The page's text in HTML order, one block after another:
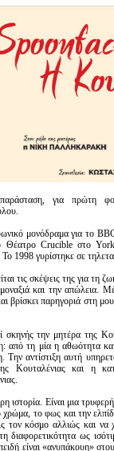
για πρώτη
μονόδραμα για το
Θέατρο Crucible στο
1998 γυρίστηκε σε
τις σκέψεις της για τη
μοναξιά και την
βρίσκει παρηγοριά στη
την μητέρα της
τη μία η αθωότητα
αντίστιξη αυτή
Κουταλένιας και η
ιστορία. Είναι μια
το φως και την
τον κόσμο αλλιώς και να
διαφορετικότητα ως
είναι «ανυπάκουη»